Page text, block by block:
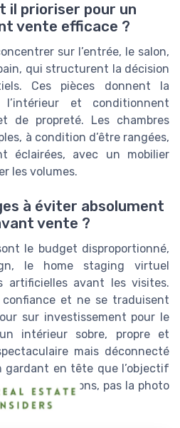
il prioriser pour un
vente efficace ?
sur l’entrée, le salon,
qui structurent la décision
Ces pièces donnent la
et conditionnent
et de propreté. Les chambres
à condition d’être rangées,
éclairées, avec un mobilier
les volumes.
à éviter absolument
vente ?
le budget disproportionné,
le home staging virtuel
artificielles avant les visites.
et ne se traduisent
sur investissement pour le
intérieur sobre, propre et
mais déconnecté
gardant en tête que l’objectif
conditions, pas la photo